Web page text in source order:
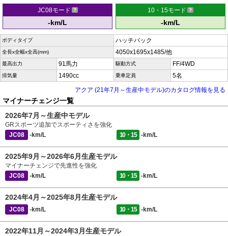
JC08モード
-km/L
10・15モード
-km/L
ボディタイプ ハッチバック
全長x全幅x全高(mm) 4050x1695x1485/他
最高出力 91馬力 駆動方式 FF/4WD
排気量 1490cc 乗車定員
5名
アクア (21年7月～生産中モデル)のカタログ情報を見る
マイナーチェンジ一覧
2026年7月～生産中モデル
GRスポーツ追加でスポーティさを強化
JC08
-km/L 10・15 -km/L
2025年9月～2026年6月生産モデル
マイナーチェンジで先進性を強化
JC08
-km/L 10・15 -km/L
2024年4月～2025年8月生産モデル
JC08 -km/L 10・15 -km/L
2022年11月～2024年3月生産モデル